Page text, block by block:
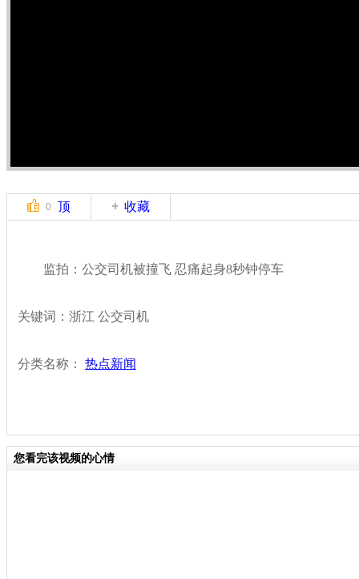
0 顶 收藏
监拍：公交司机被撞飞 忍痛起身8秒钟停车
关键词：浙江 公交司机
分类名称： 热点新闻
您看完该视频的心情